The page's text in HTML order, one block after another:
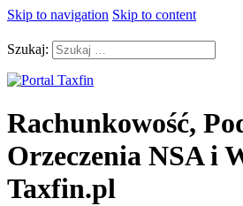
Skip to navigation Skip to content
Szukaj:
Rachunkowość,
Orzeczenia NSA i
Taxfin.pl